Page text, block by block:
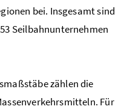
bei. Insgesamt sind
Seilbahnunternehmen
zählen die
Für